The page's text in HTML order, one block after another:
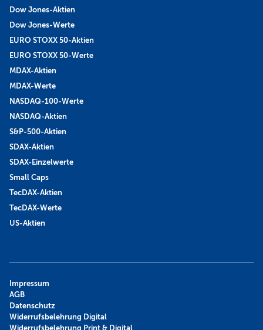
Dow Jones-Aktien
Dow Jones-Werte
EURO STOXX 50-Aktien
EURO STOXX 50-Werte
MDAX-Aktien
MDAX-Werte
NASDAQ-100-Werte
NASDAQ-Aktien
S&P-500-Aktien
SDAX-Aktien
SDAX-Einzelwerte
Small Caps
TecDAX-Aktien
TecDAX-Werte
US-Aktien
Impressum
AGB
Datenschutz
Widerrufsbelehrung Digital
Widerrufsbelehrung Print & Digital